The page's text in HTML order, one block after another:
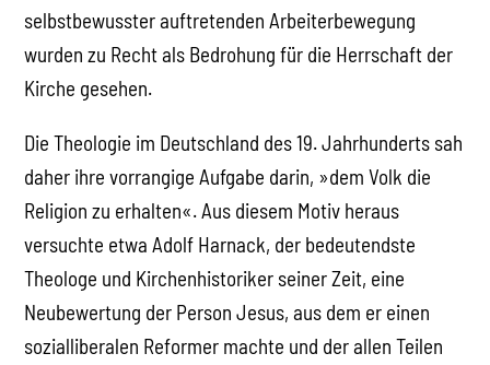
selbstbewusster auftretenden Arbeiterbewegung
wurden zu Recht als Bedrohung für die Herrschaft der
Kirche gesehen.
Die Theologie im Deutschland des 19. Jahrhunderts sah
daher ihre vorrangige Aufgabe darin, »dem Volk die
Religion zu erhalten«. Aus diesem Motiv heraus
versuchte etwa Adolf Harnack, der bedeutendste
Theologe und Kirchenhistoriker seiner Zeit, eine
Neubewertung der Person Jesus, aus dem er einen
sozialliberalen Reformer machte und der allen Teilen